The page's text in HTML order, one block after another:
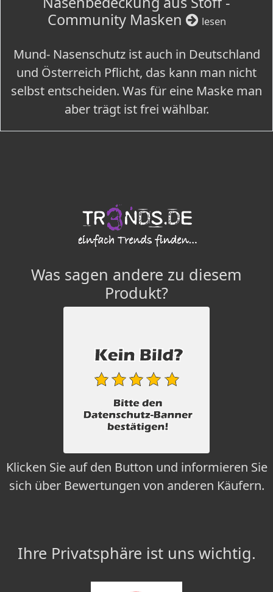
Community Masken
lesen
Mund- Nasenschutz ist auch in Deutschland
und Österreich Pflicht, das kann man nicht
selbst entscheiden. Was für eine Maske man
aber trägt ist frei wählbar.
Was sagen andere zu diesem
Produkt?
Klicken Sie auf den Button und informieren Sie
sich über Bewertungen von anderen Käufern.
Ihre Privatsphäre ist uns wichtig.